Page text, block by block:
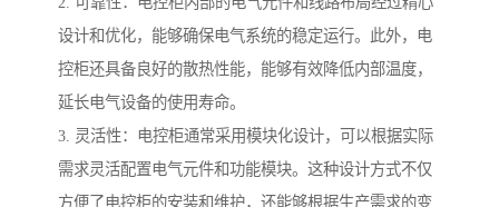
设计和优化，能够确保电气系统的稳定运行。此外，电
控柜还具备良好的散热性能，能够有效降低内部温度，
延长电气设备的使用寿命。
3. 灵活性：电控柜通常采用模块化设计，可以根据实际
需求灵活配置电气元件和功能模块。这种设计方式不仅
方便了电控柜的安装和维护，还能够根据生产需求的变